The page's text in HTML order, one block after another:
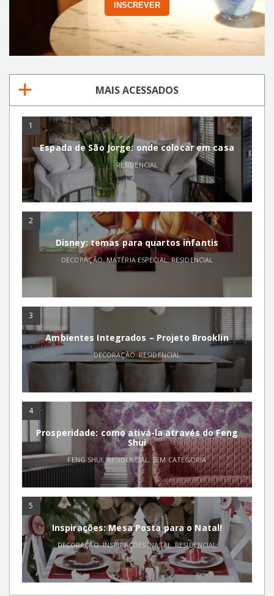
MAIS ACESSADOS
1
Espada de São Jorge: onde colocar em casa
RESIDENCIAL
2
Disney: temas para quartos infantis
DECORAÇÃO,MATÉRIA ESPECIAL,RESIDENCIAL
3
Ambientes Integrados – Projeto Brooklin
DECORAÇÃO,RESIDENCIAL
4
Prosperidade: como ativá-la através do Feng
Shui
FENG SHUI,RESIDENCIAL ,SEM CATEGORIA
5
Inspirações: Mesa Posta para o Natal!
DECORAÇÃO,INSPIRAÇÕES ,NATAL,RESIDENCIAL